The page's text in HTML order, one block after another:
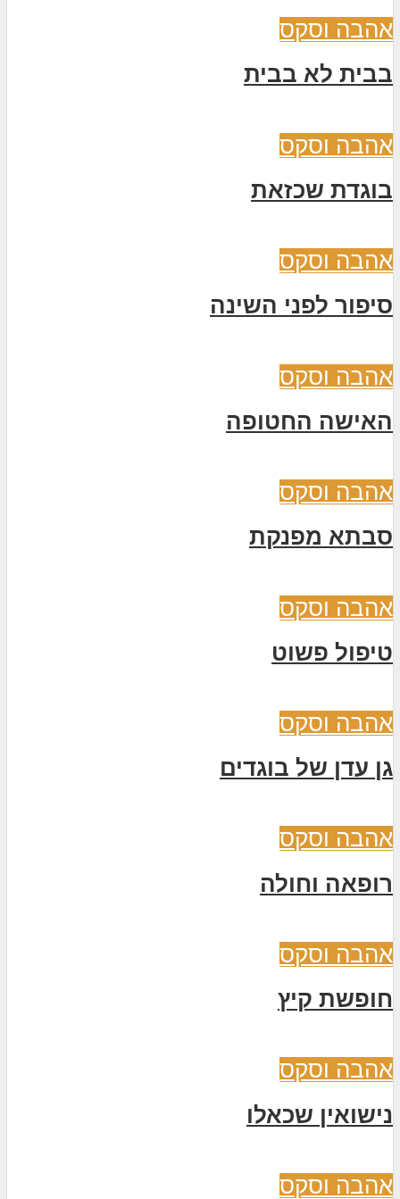
אהבה וסקס
בבית לא בבית
אהבה וסקס
בוגדת שכזאת
אהבה וסקס
סיפור לפני השינה
אהבה וסקס
האישה החטופה
אהבה וסקס
סבתא מפנקת
אהבה וסקס
טיפול פשוט
אהבה וסקס
גן עדן של בוגדים
אהבה וסקס
רופאה וחולה
אהבה וסקס
חופשת קיץ
אהבה וסקס
נישואין שכאלו
אהבה וסקס